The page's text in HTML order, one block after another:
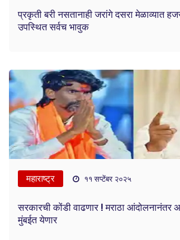
प्रकृती बरी नसतानाही जरांगे दसरा मेळाव्यात
उपस्थित सर्वच भावुक
महाराष्ट्र ११ सप्टेंबर २०२५
सरकारची कोंडी वाढणार ! मराठा आंदोलनानंतर
मुंबईत येणार